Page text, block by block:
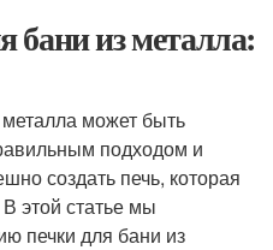
бани из металла:
может быть
подходом и
создать печь, которая
этой статье мы
печки для бани из